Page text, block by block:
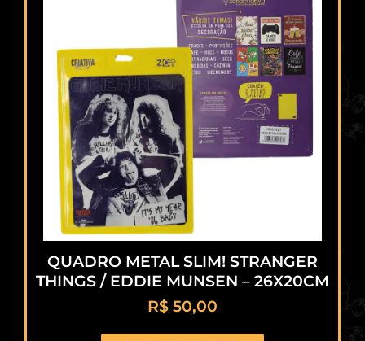
QUADRO METAL SLIM! STRANGER
THINGS / EDDIE MUNSEN – 26X20CM
R$ 50,00